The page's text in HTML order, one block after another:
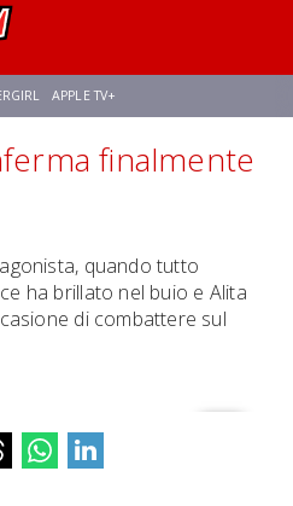
APPLE TV+
STAR TREK AVENGERS: DOOMSDAY
finalmente
quando tutto
ha brillato nel buio e Alita
di combattere sul